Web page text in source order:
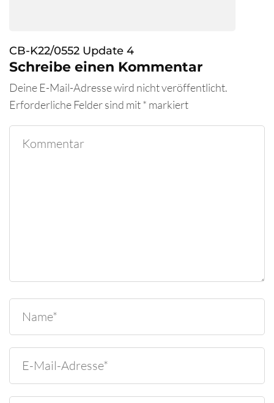
CB-K22/0552 Update 4
Schreibe einen Kommentar
Deine E-Mail-Adresse wird nicht veröffentlicht.
Erforderliche Felder sind mit* markiert